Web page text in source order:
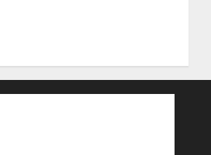
08/08/2026 0